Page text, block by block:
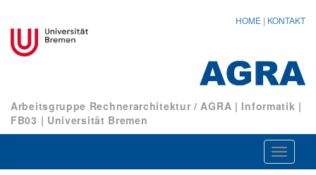
HOME | KONTAKT
Arbeitsgruppe Rechnerarchitektur / AGRA | Informatik |
FB03 | Universität Bremen
ein-/